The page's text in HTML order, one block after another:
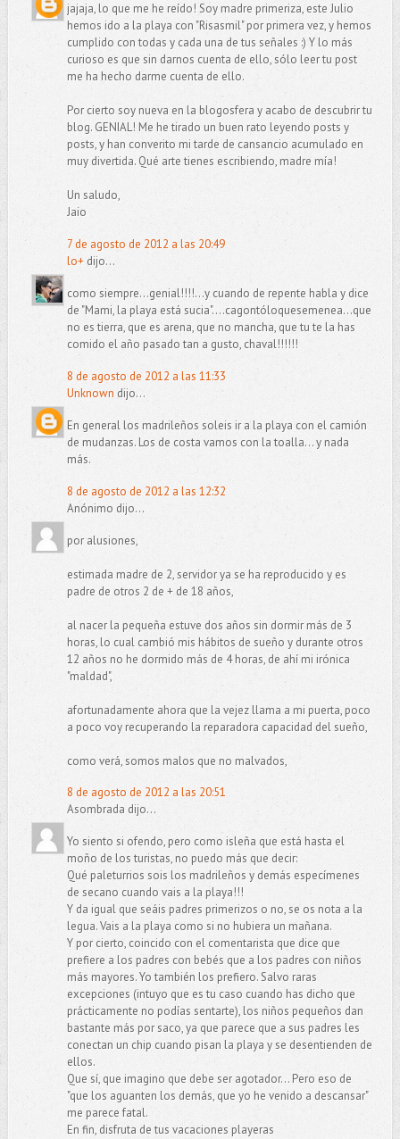
jajaja, lo que me he reído! Soy madre primeriza, este Julio
hemos ido a la playa con "Risasmil" por primera vez, y hemos
cumplido con todas y cada una de tus señales :) Y lo más
curioso es que sin darnos cuenta de ello, sólo leer tu post
me ha hecho darme cuenta de ello.
Por cierto soy nueva en la blogosfera y acabo de descubrir tu
blog. GENIAL! Me he tirado un buen rato leyendo posts y
posts, y han converito mi tarde de cansancio acumulado en
muy divertida. Qué arte tienes escribiendo, madre mía!
Un saludo,
Jaio
7 de agosto de 2012 a las 20:49
lo+dijo...
como siempre...genial!!!!...y cuando de repente habla y dice
de "Mami, la playa está sucia"....cagontóloquesemenea...que
no es tierra, que es arena, que no mancha, que tu te la has
comido el año pasado tan a gusto, chaval!!!!!!
8 de agosto de 2012 a las 11:33
Unknown dijo...
En general los madrileños soleis ir a la playa con el camión
de mudanzas. Los de costa vamos con la toalla... y nada
más.
8 de agosto de 2012 a las 12:32
Anónimo dijo...
por alusiones,
estimada madre de 2, servidor ya se ha reproducido y es
padre de otros 2 de + de 18 años,
al nacer la pequeña estuve dos años sin dormir más de 3
horas, lo cual cambió mis hábitos de sueño y durante otros
12 años no he dormido más de 4 horas, de ahí mi irónica
"maldad",
afortunadamente ahora que la vejez llama a mi puerta, poco
a poco voy recuperando la reparadora capacidad del sueño,
como verá, somos malos que no malvados,
8 de agosto de 2012 a las 20:51
Asombrada dijo...
Yo siento si ofendo, pero como isleña que está hasta el
moño de los turistas, no puedo más que decir:
Qué paleturrios sois los madrileños y demás especímenes
de secano cuando vais a la playa!!!
Y da igual que seáis padres primerizos o no, se os nota a la
legua. Vais a la playa como si no hubiera un mañana.
Y por cierto, coincido con el comentarista que dice que
prefiere a los padres con bebés que a los padres con niños
más mayores. Yo también los prefiero. Salvo raras
excepciones (intuyo que es tu caso cuando has dicho que
prácticamente no podías sentarte), los niños pequeños dan
bastante más por saco, ya que parece que a sus padres les
conectan un chip cuando pisan la playa y se desentienden de
ellos.
Que sí, que imagino que debe ser agotador... Pero eso de
"que los aguanten los demás, que yo he venido a descansar"
me parece fatal.
En fin, disfruta de tus vacaciones playeras